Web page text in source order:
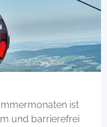
ist
und barrierefrei